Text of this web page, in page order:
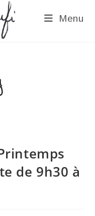
Menu
de 9h30 à